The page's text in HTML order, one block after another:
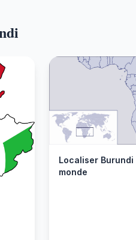
Localiser
monde